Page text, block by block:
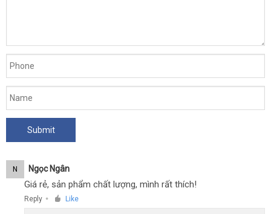
N Ngọc Ngân
Giá rẻ, sản phẩm chất lượng, mình rất thích!
Reply ● Like